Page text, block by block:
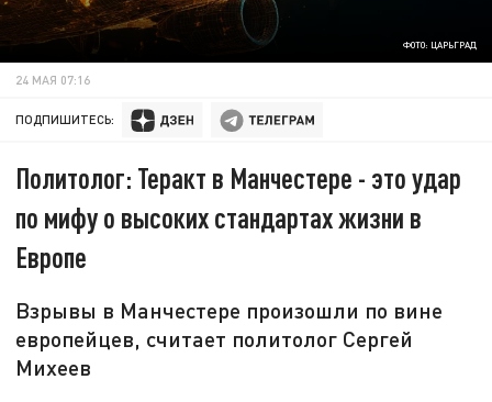
ФОТО: ЦАРЬГРАД
24 МАЯ 07:16
ПОДПИШИТЕСЬ:
Политолог: Теракт в Манчестере - это удар
по мифу о высоких стандартах жизни в
Европе
Взрывы в Манчестере произошли по вине
европейцев, считает политолог Сергей
Михеев